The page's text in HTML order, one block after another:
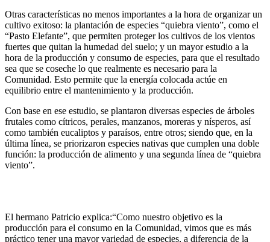
Otras características no menos importantes a la hora de organizar un
cultivo exitoso: la plantación de especies “quiebra viento”, como el
“Pasto Elefante”, que permiten proteger los cultivos de los vientos
fuertes que quitan la humedad del suelo; y un mayor estudio a la
hora de la producción y consumo de especies, para que el resultado
sea que se coseche lo que realmente es necesario para la
Comunidad. Esto permite que la energía colocada actúe en
equilibrio entre el mantenimiento y la producción.
Con base en ese estudio, se plantaron diversas especies de árboles
frutales como cítricos, perales, manzanos, moreras y nísperos, así
como también eucaliptos y paraísos, entre otros; siendo que, en la
última línea, se priorizaron especies nativas que cumplen una doble
función: la producción de alimento y una segunda línea de “quiebra
viento”.
El hermano Patricio explica:“Como nuestro objetivo es la
producción para el consumo en la Comunidad, vimos que es más
práctico tener una mayor variedad de especies, a diferencia de la